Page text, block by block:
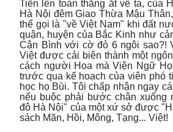
Tiến lên toàn thắng ắt về ta, của
Hà Nội đêm Giao Thừa Mậu
thể gọi là "về Việt Nam" khi đất
quận, huyện của Bắc Kinh như
Cận Bình với cờ đỏ 6 ngôi sao?!
Việt được cải biên thành một
cách người Hoa mà Viện Ngữ
trước qua kế hoạch của viên phó
học họ Bùi. Tôi chấp nhận ngay
nếu buộc phải bước chân xuống
đô Hà Nội" của một xứ sở được
sách Mãn, Hồi, Mông, Tạng... Việt!